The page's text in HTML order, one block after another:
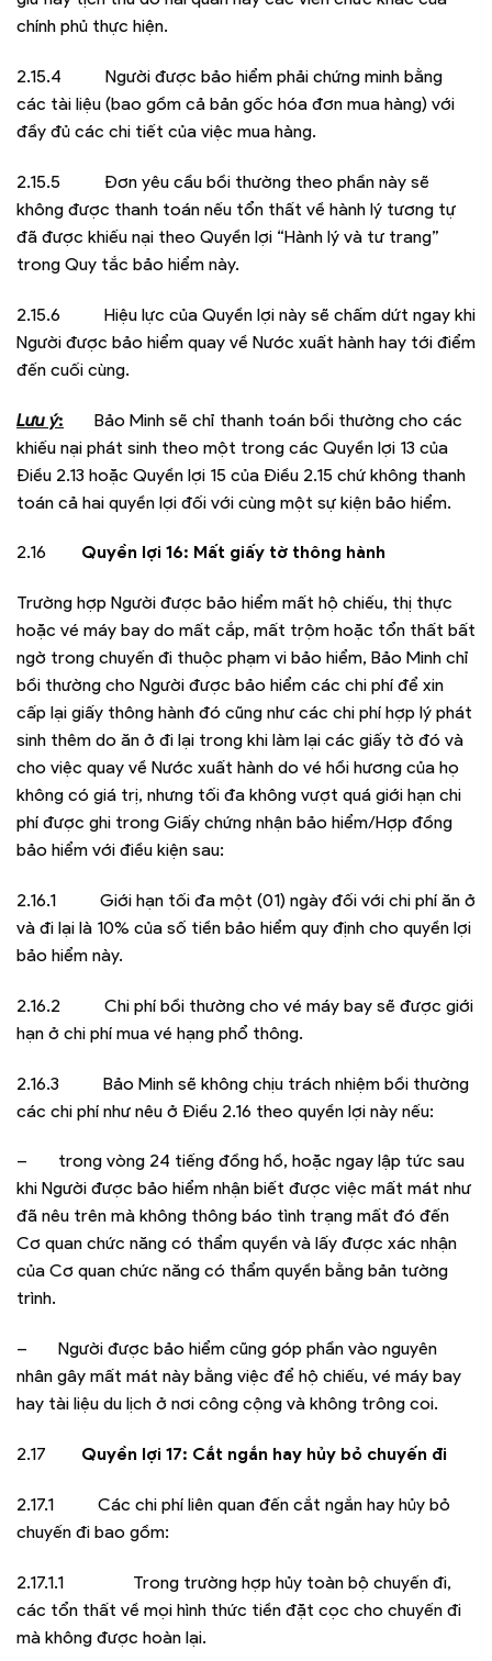
chính phủ thực hiện.
2.15.4 Người được bảo hiểm phải chứng minh bằng
các tài liệu (bao gồm cả bản gốc hóa đơn mua hàng) với
đầy đủ các chi tiết của việc mua hàng.
2.15.5 Đơn yêu cầu bồi thường theo phần này sẽ
không được thanh toán nếu tổn thất về hành lý tương tự
đã được khiếu nại theo Quyền lợi “Hành lý và tư trang”
trong Quy tắc bảo hiểm này.
2.15.6 Hiệu lực của Quyền lợi này sẽ chấm dứt ngay khi
Người được bảo hiểm quay về Nước xuất hành hay tới điểm
đến cuối cùng.
Lưu ý: Bảo Minh sẽ chỉ thanh toán bồi thường cho các
khiếu nại phát sinh theo một trong các Quyền lợi 13 của
Điều 2.13 hoặc Quyền lợi 15 của Điều 2.15 chứ không thanh
toán cả hai quyền lợi đối với cùng một sự kiện bảo hiểm.
2.16 Quyền lợi 16: Mất giấy tờ thông hành
Trường hợp Người được bảo hiểm mất hộ chiếu, thị thực
hoặc vé máy bay do mất cắp, mất trộm hoặc tổn thất bất
ngờ trong chuyến đi thuộc phạm vi bảo hiểm, Bảo Minh chỉ
bồi thường cho Người được bảo hiểm các chi phí để xin
cấp lại giấy thông hành đó cũng như các chi phí hợp lý phát
sinh thêm do ăn ở đi lại trong khi làm lại các giấy tờ đó và
cho việc quay về Nước xuất hành do vé hồi hương của họ
không có giá trị, nhưng tối đa không vượt quá giới hạn chi
phí được ghi trong Giấy chứng nhận bảo hiểm/Hợp đồng
bảo hiểm với điều kiện sau:
2.16.1 Giới hạn tối đa một (01) ngày đối với chi phí ăn ở
và đi lại là 10% của số tiền bảo hiểm quy định cho quyền lợi
bảo hiểm này.
2.16.2 Chi phí bồi thường cho vé máy bay sẽ được giới
hạn ở chi phí mua vé hạng phổ thông.
2.16.3 Bảo Minh sẽ không chịu trách nhiệm bồi thường
các chi phí như nêu ở Điều 2.16 theo quyền lợi này nếu:
– trong vòng 24 tiếng đồng hồ, hoặc ngay lập tức sau
khi Người được bảo hiểm nhận biết được việc mất mát như
đã nêu trên mà không thông báo tình trạng mất đó đến
Cơ quan chức năng có thẩm quyền và lấy được xác nhận
của Cơ quan chức năng có thẩm quyền bằng bản tường
trình.
– Người được bảo hiểm cũng góp phần vào nguyên
nhân gây mất mát này bằng việc để hộ chiếu, vé máy bay
hay tài liệu du lịch ở nơi công cộng và không trông coi.
2.17 Quyền lợi 17: Cắt ngắn hay hủy bỏ chuyến đi
2.17.1 Các chi phí liên quan đến cắt ngắn hay hủy bỏ
chuyến đi bao gồm:
2.17.1.1 Trong trường hợp hủy toàn bộ chuyến đi,
các tổn thất về mọi hình thức tiền đặt cọc cho chuyến đi
mà không được hoàn lại.